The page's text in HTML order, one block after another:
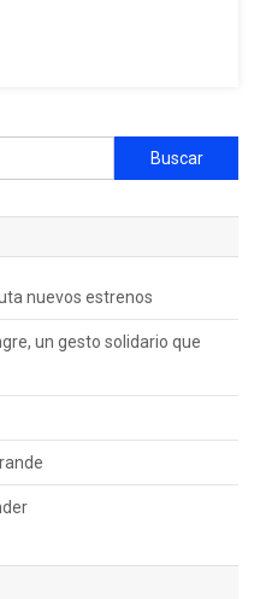
nuevos estrenos
un gesto solidario que